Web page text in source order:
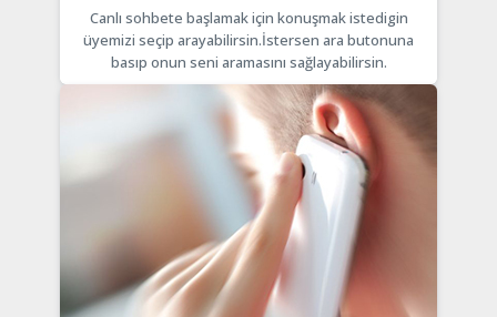
Canlı sohbete başlamak için konuşmak istedigin
üyemizi seçip arayabilirsin.İstersen ara butonuna
basıp onun seni aramasını sağlayabilirsin.